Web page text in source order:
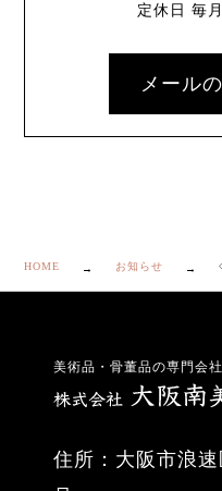
定休日 毎
メール
HOME お知らせ
美術品・骨董品の専門会社
住所：大阪市浪